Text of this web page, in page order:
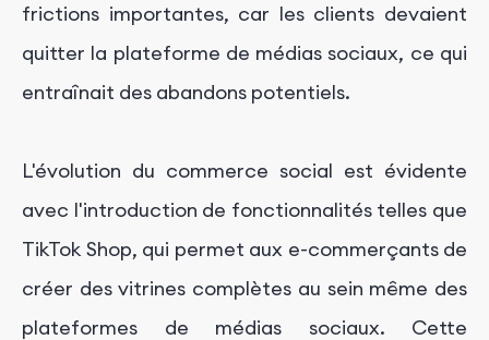
frictions importantes, car les clients devaient
quitter la plateforme de médias sociaux, ce qui
entraînait des abandons potentiels.
L'évolution du commerce social est évidente
avec l'introduction de fonctionnalités telles que
TikTok Shop, qui permet aux e-commerçants de
créer des vitrines complètes au sein même des
plateformes de médias sociaux. Cette